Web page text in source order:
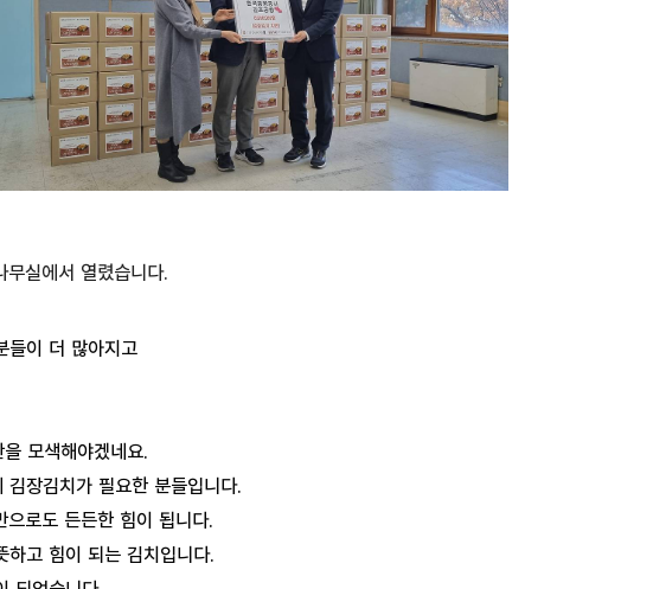
실에서 열렸습니다.
들이 더 많아지고
모색해야겠네요.
장김치가 필요한 분들입니다.
로도 든든한 힘이 됩니다.
고 힘이 되는 김치입니다.